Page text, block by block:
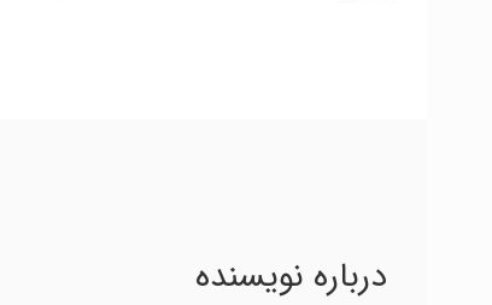
درباره نویسنده